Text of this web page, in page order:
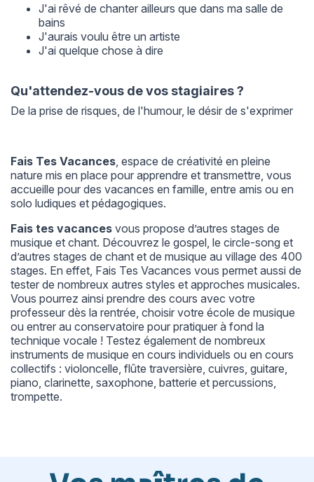
J'ai rêvé de chanter ailleurs que dans ma salle de
bains
J'aurais voulu être un artiste
J'ai quelque chose à dire
Qu'attendez-vous de vos stagiaires ?
De la prise de risques, de l'humour, le désir de s'exprimer
Fais Tes Vacances , espace de créativité en pleine
nature mis en place pour apprendre et transmettre, vous
accueille pour des vacances en famille, entre amis ou en
solo ludiques et pédagogiques.
Fais tes vacances vous propose d’autres stages de
musique et chant. Découvrez le gospel, le circle-song et
d’autres stages de chant et de musique au village des 400
stages. En effet, Fais Tes Vacances vous permet aussi de
tester de nombreux autres styles et approches musicales.
Vous pourrez ainsi prendre des cours avec votre
professeur dès la rentrée, choisir votre école de musique
ou entrer au conservatoire pour pratiquer à fond la
technique vocale ! Testez également de nombreux
instruments de musique en cours individuels ou en cours
collectifs : violoncelle, flûte traversière, cuivres, guitare,
piano, clarinette, saxophone, batterie et percussions,
trompette.